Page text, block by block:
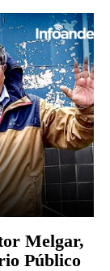
Melgar,
Público